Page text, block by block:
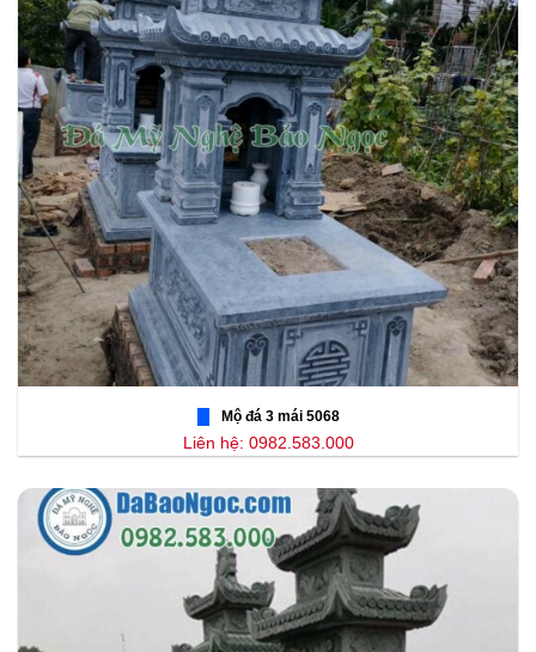
Mộ đá 3 mái 5068
Liên hệ: 0982.583.000